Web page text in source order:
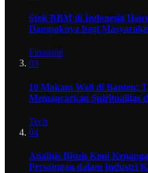
Stok BBM di Indonesia
Dampaknya bagi
Finansial
03
10 Makam Wali di Banten:
Memancarkan Spiritualitas
Tech
04
Analisis Bisnis Kopi
Persaingan dalam Industri